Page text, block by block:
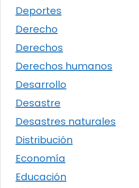
Deportes
Derecho
Derechos
Derechos humanos
Desarrollo
Desastre
Desastres naturales
Distribución
Economía
Educación